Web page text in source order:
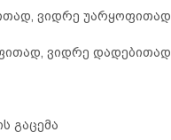
ვიდრე უარყოფითად
ვიდრე დადებითად
გაცემა